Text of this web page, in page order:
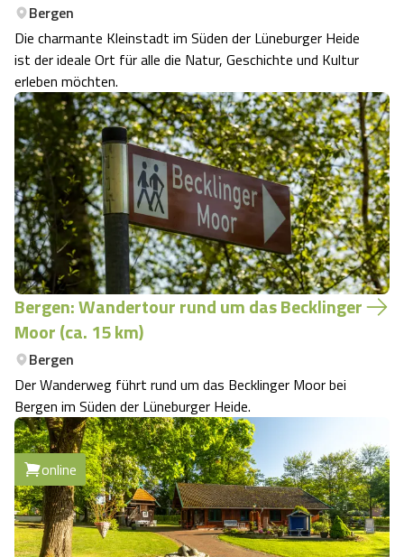
Bergen
Die charmante Kleinstadt im Süden der Lüneburger Heide
ist der ideale Ort für alle die Natur, Geschichte und Kultur
erleben möchten.
Bergen: Wandertour rund um das Becklinger
Moor (ca. 15 km)
Bergen
Der Wanderweg führt rund um das Becklinger Moor bei
Bergen im Süden der Lüneburger Heide.
online